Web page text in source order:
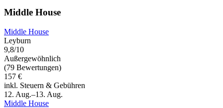
Middle House
Middle House
Leyburn
9,8/10
Außergewöhnlich
(79 Bewertungen)
157 €
inkl. Steuern & Gebühren
12. Aug.–13. Aug.
Middle House